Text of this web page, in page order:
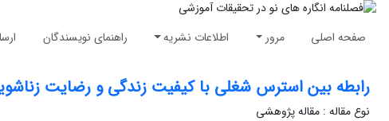
صفحه اصلی مرور اطلاعات نشریه راهنمای نویسندگان
رابطه بین استرس شغلی با کیفیت زندگی و رضایت
نوع مقاله : مقاله پژوهشی